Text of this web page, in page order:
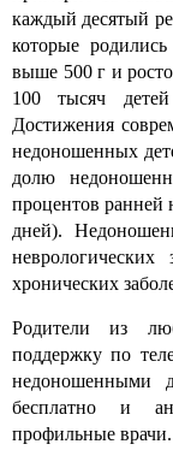
каждый десятый
которые
выше 500 г и
100 тысяч
Достижения
недоношенных
долю
процентов ранней
дней).
хронических
Родители из
поддержку по
недоношенными
бесплатно и
профильные врачи.